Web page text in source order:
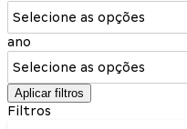
Selecione as opções
ano
Selecione as opções
Aplicar filtros
Filtros